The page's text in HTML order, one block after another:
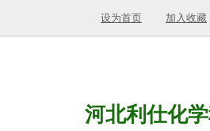
设为首页 加入收藏
河北利仕化